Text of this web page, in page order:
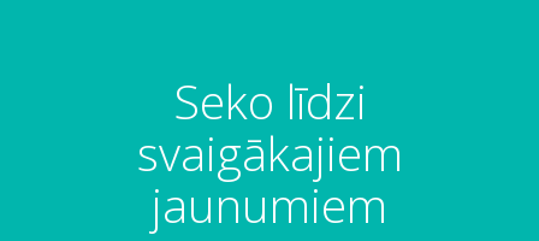
Seko līdzi
svaigākajiem
jaunumiem